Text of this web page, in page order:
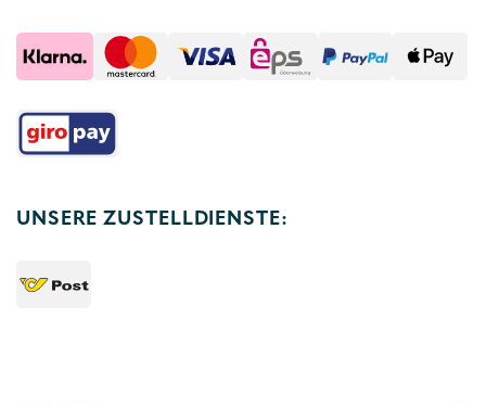
UNSERE ZUSTELLDIENSTE: